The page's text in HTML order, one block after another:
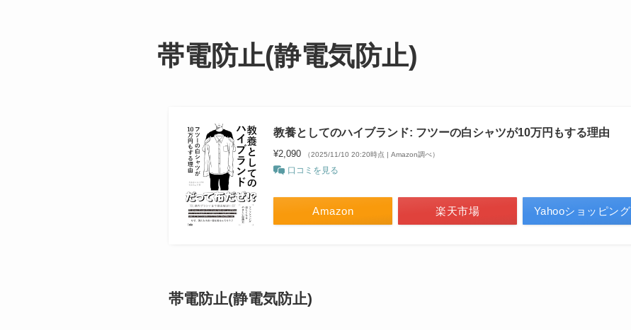
帯電防止(静電気防止)
教養としてのハイブランド: フツーの白シャツが10万円もする理由
¥2,090 （2025/11/10 20:20時点 | Amazon調べ）
口コミを見る
Amazon 楽天市場 Yahooショッピング
帯電防止(静電気防止)